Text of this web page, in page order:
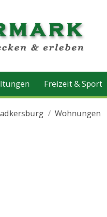
Freizeit & Sport
Wohnungen